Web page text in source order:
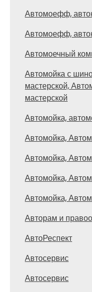
Автомоефф,
Автомоефф,
Автомоечный
Автомойка с
мастерской,
мастерской
Автомойка,
Автомойка,
Автомойка,
Автомойка,
Автомойка,
Авторам и
АвтоРеспект
Автосервис
Автосервис